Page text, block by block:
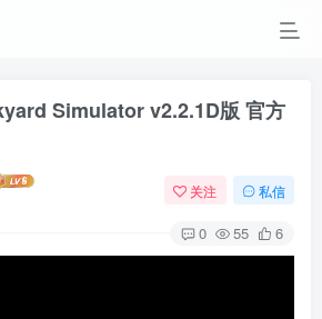
Simulator v2.2.1D版 官方
关注 私信
0 55 6